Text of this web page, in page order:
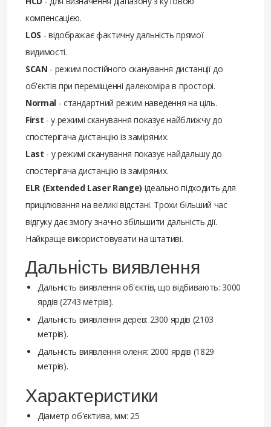
компенсацією.
LOS - відображає фактичну дальність прямої
видимості.
SCAN - режим постійного сканування дистанції до
об'єктів при переміщенні далекоміра в просторі.
Normal - стандартний режим наведення на ціль.
First - у режимі сканування показує найближчу до
спостерігача дистанцію із заміряних.
Last - у режимі сканування показує найдальшу до
спостерігача дистанцію із заміряних.
ELR (Extended Laser Range) ідеально підходить для
прицілювання на великі відстані. Трохи більший час
відгуку дає змогу значно збільшити дальність дії.
Найкраще використовувати на штативі.
Дальність виявлення
Дальність виявлення об'єктів, що відбивають: 3000
ярдів (2743 метрів).
Дальність виявлення дерев: 2300 ярдів (2103
метрів).
Дальність виявлення оленя: 2000 ярдів (1829
метрів).
Характеристики
Діаметр об'єктива, мм: 25